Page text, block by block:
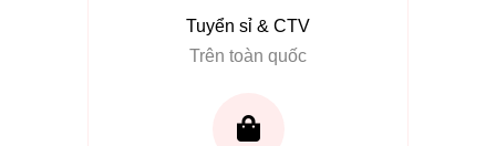
Tuyển sỉ & CTV
Trên toàn quốc